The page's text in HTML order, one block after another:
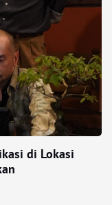
di Lokasi